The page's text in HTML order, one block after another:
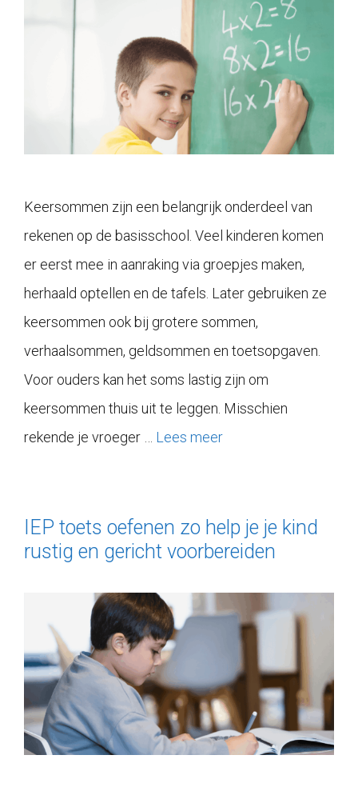
Keersommen zijn een belangrijk onderdeel van
rekenen op de basisschool. Veel kinderen komen
er eerst mee in aanraking via groepjes maken,
herhaald optellen en de tafels. Later gebruiken ze
keersommen ook bij grotere sommen,
verhaalsommen, geldsommen en toetsopgaven.
Voor ouders kan het soms lastig zijn om
keersommen thuis uit te leggen. Misschien
rekende je vroeger … Lees meer
IEP toets oefenen zo help je je kind
rustig en gericht voorbereiden